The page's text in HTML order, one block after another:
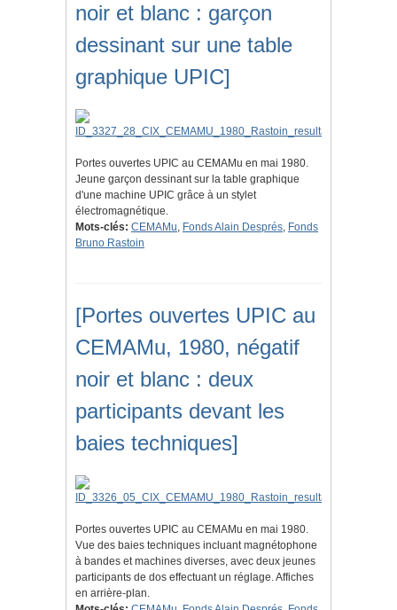
noir et blanc : garçon
dessinant sur une table
graphique UPIC]
Portes ouvertes UPIC au CEMAMu en mai 1980.
Jeune garçon dessinant sur la table graphique
d'une machine UPIC grâce à un stylet
électromagnétique.
Mots-clés: CEMAMu, Fonds Alain Després, Fonds
Bruno Rastoin
[Portes ouvertes UPIC au
CEMAMu, 1980, négatif
noir et blanc : deux
participants devant les
baies techniques]
Portes ouvertes UPIC au CEMAMu en mai 1980.
Vue des baies techniques incluant magnétophone
à bandes et machines diverses, avec deux jeunes
participants de dos effectuant un réglage. Affiches
en arrière-plan.